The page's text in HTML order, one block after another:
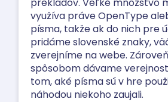
využíva práve OpenType
písma, takže ak do nich pre
pridáme slovenské znaky,
zverejníme na webe.
spôsobom dávame
tom, aké písma sú v hre
náhodou niekoho zaujali.